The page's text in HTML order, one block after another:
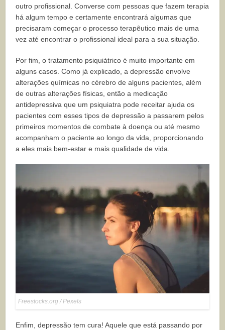
outro profissional. Converse com pessoas que fazem terapia
há algum tempo e certamente encontrará algumas que
precisaram começar o processo terapêutico mais de uma
vez até encontrar o profissional ideal para a sua situação.
Por fim, o tratamento psiquiátrico é muito importante em
alguns casos. Como já explicado, a depressão envolve
alterações químicas no cérebro de alguns pacientes, além
de outras alterações físicas, então a medicação
antidepressiva que um psiquiatra pode receitar ajuda os
pacientes com esses tipos de depressão a passarem pelos
primeiros momentos de combate à doença ou até mesmo
acompanham o paciente ao longo da vida, proporcionando
a eles mais bem-estar e mais qualidade de vida.
Freestocks.org / Pexels
Enfim, depressão tem cura! Aquele que está passando por